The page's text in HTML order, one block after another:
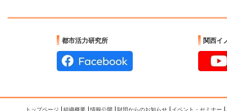
都市活力研究所 関西イ
トップページ 組織概要 情報公開 財団からのお知らせ イベント・セミナー